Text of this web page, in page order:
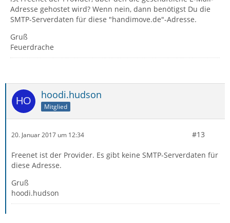
Adresse gehostet wird? Wenn nein, dann benötigst Du die
SMTP-Serverdaten für diese "handimove.de"-Adresse.
Gruß
Feuerdrache
hoodi.hudson
Mitglied
20. Januar 2017 um 12:34 #13
Freenet ist der Provider. Es gibt keine SMTP-Serverdaten für
diese Adresse.
Gruß
hoodi.hudson